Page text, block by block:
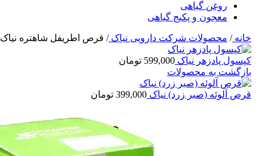
روغن گیاهی
معجون و پکیج گیاهی
خانه/ محصولات شرکت دارویی نیاک/ قرص اطریفل شاهتره نیاک
کپسول پادزهر نیاک 599,000 تومان
بازگشت به محصولات
قرص آلوئه (صبر زرد) نیاک 399,000 تومان